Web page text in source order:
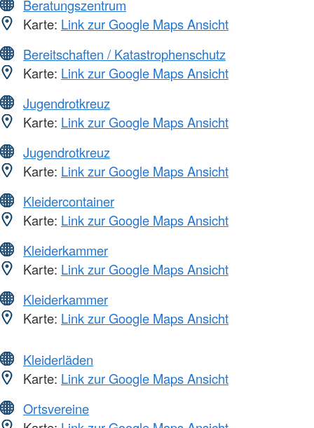
Beratungszentrum
Karte: Link zur Google Maps Ansicht
Bereitschaften / Katastrophenschutz
Karte: Link zur Google Maps Ansicht
Jugendrotkreuz
Karte: Link zur Google Maps Ansicht
Jugendrotkreuz
Karte: Link zur Google Maps Ansicht
Kleidercontainer
Karte: Link zur Google Maps Ansicht
Kleiderkammer
Karte: Link zur Google Maps Ansicht
Kleiderkammer
Karte: Link zur Google Maps Ansicht
Kleiderläden
Karte: Link zur Google Maps Ansicht
Ortsvereine